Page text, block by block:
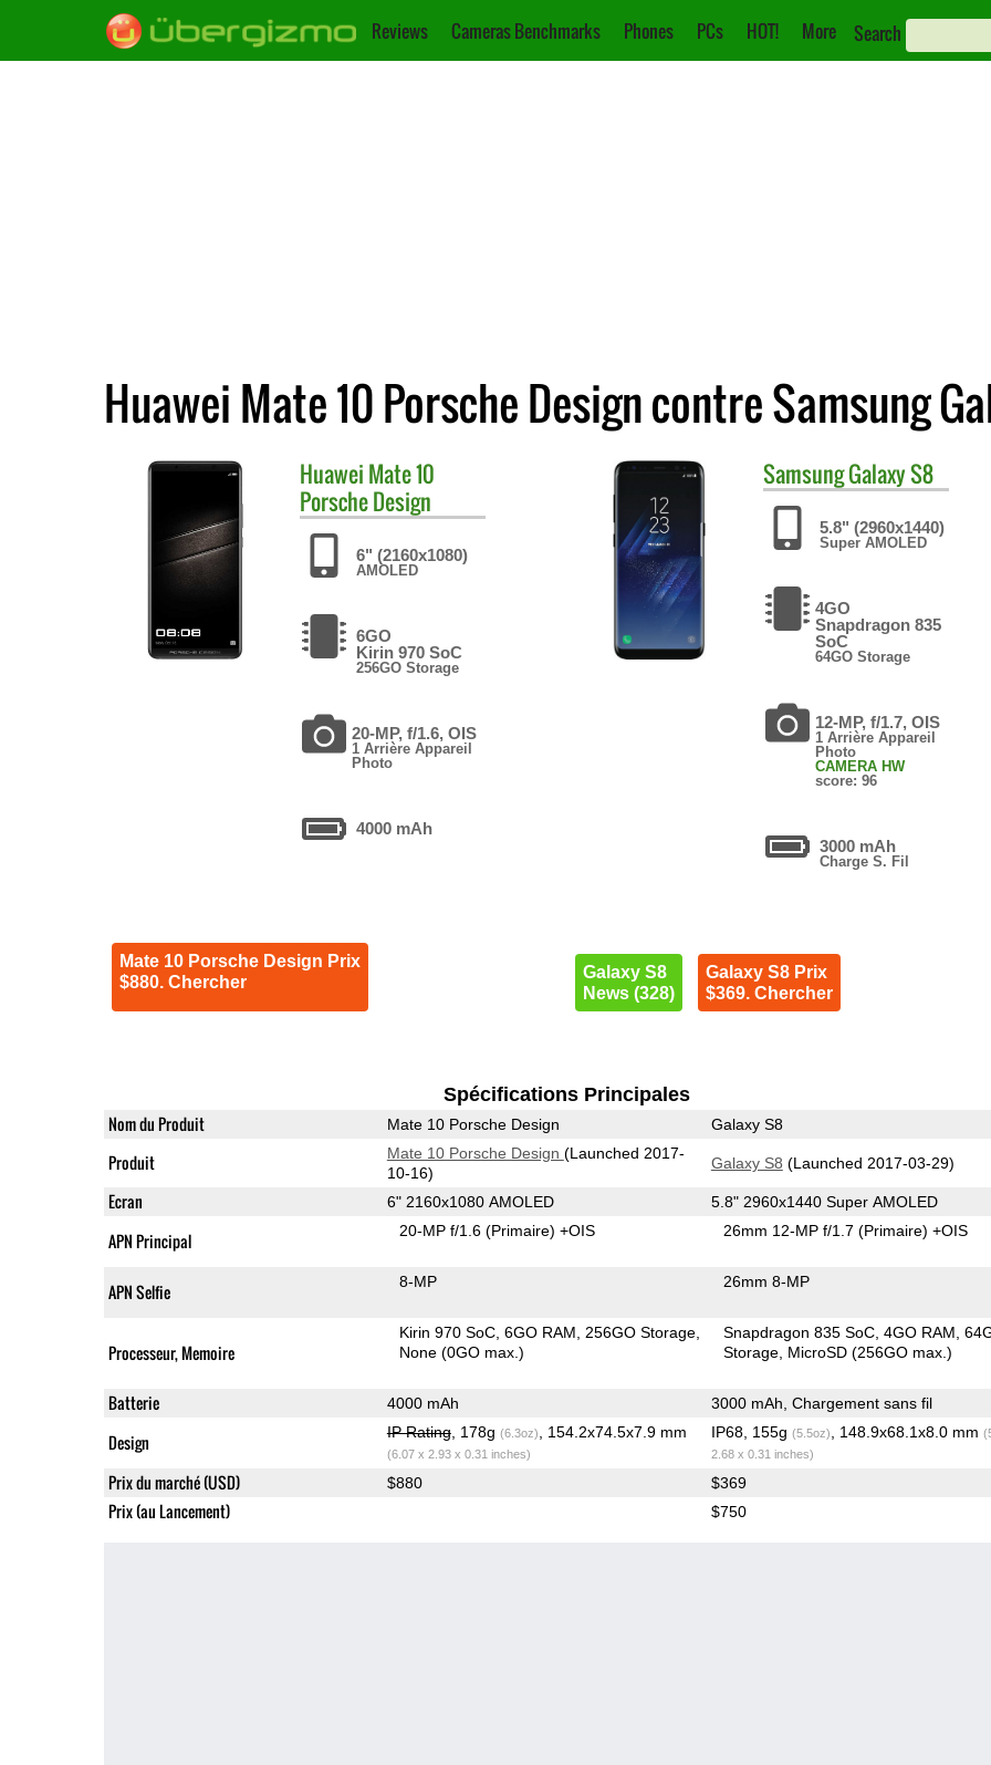
Reviews Cameras Benchmarks Phones PCs HOT! More Search
Huawei Mate 10 Porsche Design contre Samsung
Huawei Mate 10
Porsche Design
6" (2160x1080)
AMOLED
6GO
Kirin 970 SoC
256GO Storage
20-MP, f/1.6, OIS
1 Arrière Appareil
Photo
4000 mAh
Mate 10 Porsche Design Prix
$880. Chercher
SamsungGalaxy S8
5.8" (2960x1440)
Super AMOLED
4GO
Snapdragon 835
SoC
64GO Storage
12-MP, f/1.7, OIS
1 Arrière Appareil
Photo
CAMERA HW
score: 96
3000 mAh
Charge S. Fil
Galaxy S8
News (328)
Galaxy S8 Prix
$369. Chercher
Spécifications Principales
Nom du Produit Mate 10 Porsche Design Galaxy S8
Produit Mate 10 Porsche Design (Launched 2017-
10-16)
Galaxy S8 (Launched 2017-03-29)
Ecran 6" 2160x1080 AMOLED 5.8" 2960x1440 Super AMOLED
APN Principal 20-MP f/1.6(Primaire) +OIS 26mm 12-MP f/1.7(Primaire) +OIS
APN Selfie 8-MP 26mm 8-MP
Processeur, Memoire
Kirin 970 SoC 6GO RAM
256GO Storage
None (0GO max.)
Snapdragon 835 SoC 4GO RAM
Storage MicroSD (256GO max.)
Batterie 4000 mAh 3000 mAh, Chargement sans fil
Design IP Rating, 178g (6.3oz) , 154.2x74.5x7.9 mm
(6.07 x 2.93 x 0.31 inches)
IP68, 155g (5.5oz) , 148.9x68.1x8.0 mm
2.68 x 0.31 inches)
Prix du marché (USD) $880 $369
Prix (au Lancement) $750